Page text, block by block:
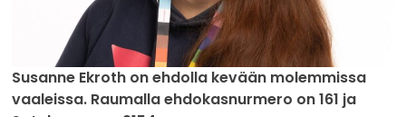
Susanne Ekroth on ehdolla kevään molemmissa
vaaleissa. Raumalla ehdokasnurmero on 161 ja